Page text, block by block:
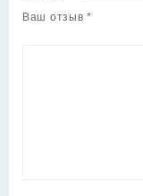
Ваш отзыв *